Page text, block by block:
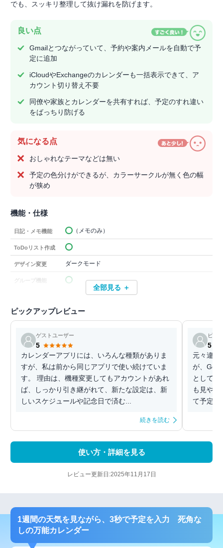
でも、スッキリ整理して抜け漏れを防げます。
良い点
Gmailとつながっていて、予約や案内メールを自動で予
定に追加
iCloudやExchangeのカレンダーも一括表示できて、ア
カウント切り替え不要
同僚や家族とカレンダーを共有すれば、予定のすれ違い
をばっちり防げる
気になる点
おしゃれなテーマなどは無い
予定の色分けができるが、カラーサークルが無く色の幅
が狭め
機能・仕様
日記・メモ機能 （メモのみ）
ToDoリスト作成
デザイン変更 ダークモード
全部見る ＋
ピックアップレビュー
ゲストユーザー
5
カレンダーアプリには、いろんな種類がありま
すが、私は前から同じアプリで使い続けていま
す。 理由は、機種変更してもアカウントがあれ
ば、しっかり引き継がれて、新たな設定は、新
しいスケジュールや記念日で済む...
続きを読む
ピノ
5
元々違う
が、
として
も見や
て予定を
使い方・詳細を見る
レビュー更新日:2025年11月17日
1週間の天気を見ながら、3秒で予定を入力 死角な
しの万能カレンダー